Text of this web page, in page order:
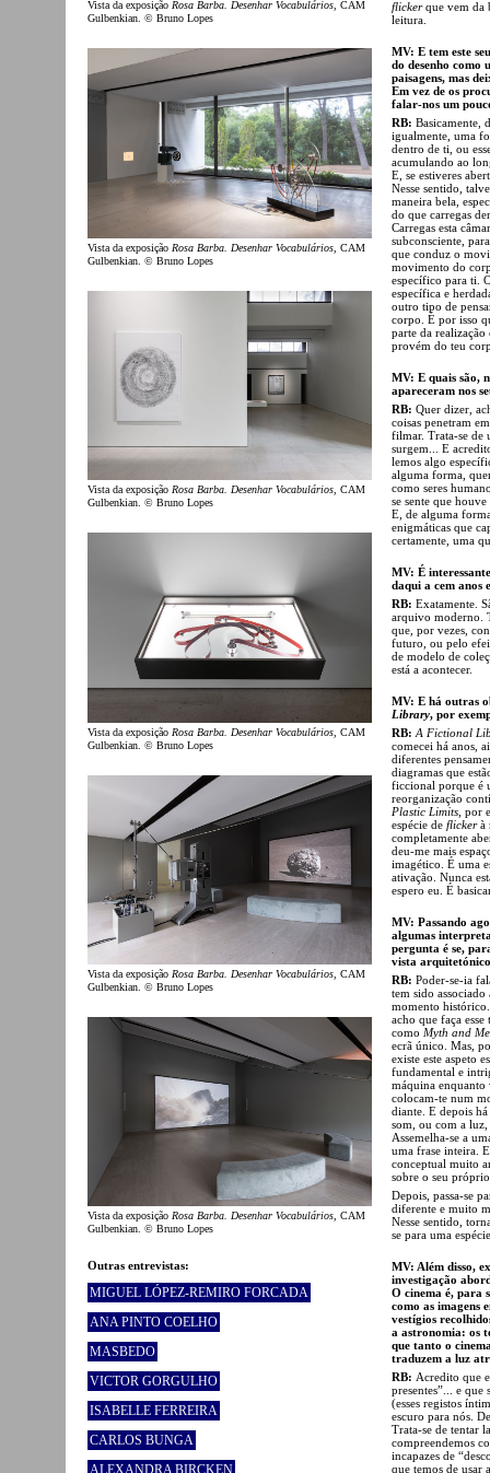
Vista da exposição Rosa Barba. Desenhar Vocabulários, CAM
Gulbenkian. © Bruno Lopes
Vista da exposição Rosa Barba. Desenhar Vocabulários , CAM
Gulbenkian. © Bruno Lopes
Vista da exposição Rosa Barba. Desenhar Vocabulários , CAM
Gulbenkian. © Bruno Lopes
Vista da exposição Rosa Barba. Desenhar Vocabulários , CAM
Gulbenkian. © Bruno Lopes
Vista da exposição Rosa Barba. Desenhar Vocabulários , CAM
Gulbenkian. © Bruno Lopes
Vista da exposição Rosa Barba. Desenhar Vocabulários, CAM
Gulbenkian. © Bruno Lopes
Outras entrevistas:
MIGUEL LÓPEZ-REMIRO FORCADA
ANA PINTO COELHO
MASBEDO
VICTOR GORGULHO
ISABELLE FERREIRA
CARLOS BUNGA
flickerque vem da
leitura.
MV: E tem este
do desenho como
paisagens, mas
Em vez de os
falar-nos um
RB: Basicamente,
igualmente, uma
dentro de ti, ou
acumulando ao
E, se estiveres
Nesse sentido,
maneira bela,
do que carregas
Carregas esta
subconsciente,
que conduz o
movimento do
específico para ti.
específica e
outro tipo de
corpo. É por isso
parte da
provém do teu
MV: E quais são,
apareceram nos
RB: Quer dizer,
coisas penetram
filmar. Trata-se de
surgem... E
lemos algo
alguma forma,
como seres
se sente que
E, de alguma
enigmáticas que
certamente, uma
MV: É
daqui a cem anos
RB: Exatamente.
arquivo moderno.
que, por vezes,
futuro, ou pelo
de modelo de
está a acontecer.
MV: E há outras
Library, por
RB: A Fictional
comecei há anos,
diferentes
diagramas que
ficcional porque é
reorganização
Plastic Limits , por
espécie de flickerà
completamente
deu-me mais
imagético. É uma
ativação. Nunca
espero eu. É
MV: Passando
algumas
pergunta é se,
vista
RB: Poder-se-ia
tem sido
momento
acho que faça
como Myth and
ecrã único. Mas,
existe este aspeto
fundamental e
máquina enquanto
colocam-te num
diante. E depois
som, ou com a
Assemelha-se a
uma frase inteira.
conceptual muito
sobre o seu
Depois, passa-se
diferente e muito
Nesse sentido,
se para uma
MV: Além disso,
investigação
O cinema é, para
como as imagens
vestígios
a astronomia: os
que tanto o
traduzem a luz
RB: Acredito que
presentes”... e
(esses registos
escuro para nós.
Trata-se de tentar
compreendemos
incapazes de
que temos de usar